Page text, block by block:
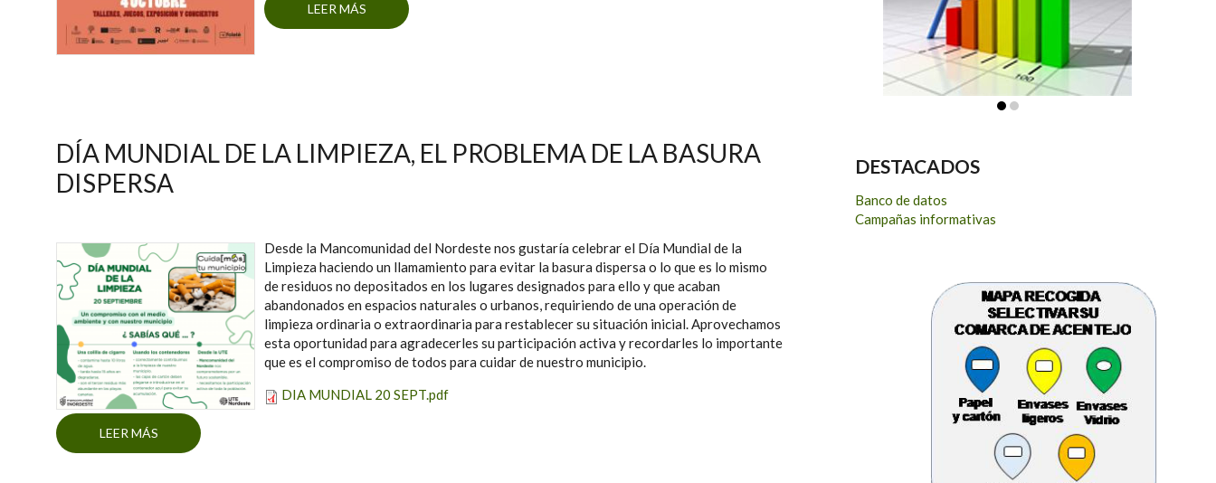
LEER MÁS SOBRE FESTIVAL BOREAL, TACORONTE 2024
DÍA MUNDIAL DE LA LIMPIEZA, EL PROBLEMA DE LA BASURA
DISPERSA
Desde la Mancomunidad del Nordeste nos gustaría celebrar el Día Mundial de la
Limpieza haciendo un llamamiento para evitar la basura dispersa o lo que es lo mismo
de residuos no depositados en los lugares designados para ello y que acaban
abandonados en espacios naturales o urbanos, requiriendo de una operación de
limpieza ordinaria o extraordinaria para restablecer su situación inicial. Aprovechamos
esta oportunidad para agradecerles su participación activa y recordarles lo importante
que es el compromiso de todos para cuidar de nuestro municipio.
DIA MUNDIAL 20 SEPT.pdf
LEER MÁS SOBRE DÍA MUNDIAL DE LA LIMPIEZA, EL PROBLEMA DE LA BASURA DISPERSA
DESTACADOS
Banco de datos
Campañas informativas